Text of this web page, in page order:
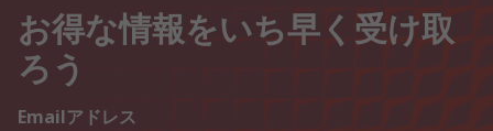
お得な情報をいち早く受け取
ろう
Emailアドレス